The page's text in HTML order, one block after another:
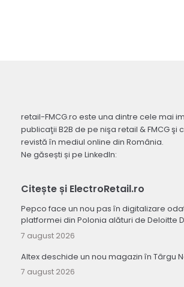
retail-FMCG.ro este una dintre cele mai
publicaţii B2B de pe nişa retail & FMCG şi
revistă în mediul online din România.
Ne găsești și pe LinkedIn:
Citește și ElectroRetail.ro
Pepco face un nou pas în digitalizare
platformei din Polonia alături de Deloitte
7 august 2026
Altex deschide un nou magazin în Târgu
7 august 2026